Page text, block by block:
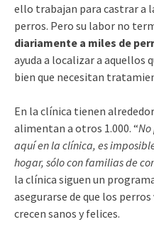
ello trabajan para castrar a
perros. Pero su labor no
diariamente a miles de
ayuda a localizar a aquellos
bien que necesitan
En la clínica tienen
alimentan a otros 1.000. “No
aquí en la clínica, es
hogar, sólo con familias de
la clínica siguen un
asegurarse de que los
crecen sanos y felices.